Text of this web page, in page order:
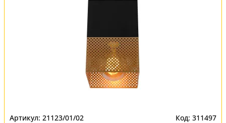
21123/01/02 311497